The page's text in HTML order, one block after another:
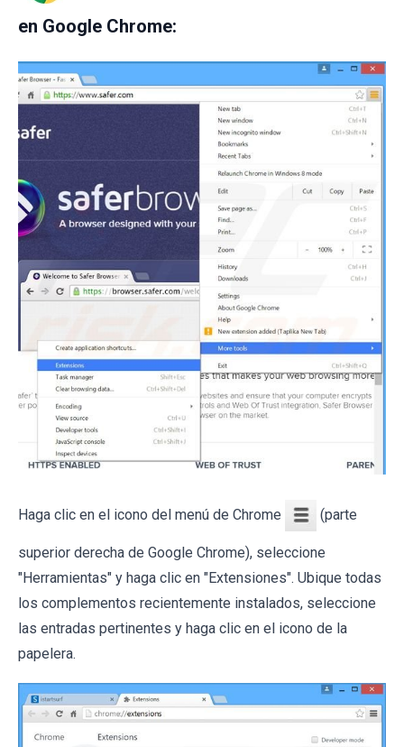
en Google Chrome:
Haga clic en el icono del menú de Chrome (parte
superior derecha de Google Chrome), seleccione
"Herramientas" y haga clic en "Extensiones". Ubique todas
los complementos recientemente instalados, seleccione
las entradas pertinentes y haga clic en el icono de la
papelera.